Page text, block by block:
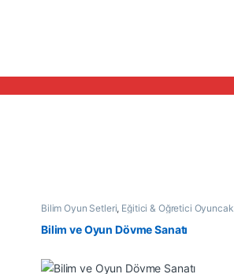
Bilim Oyun Setleri, Eğitici & Öğretici Oyuncak
Bilim ve Oyun Dövme Sanatı